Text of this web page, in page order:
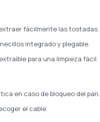
fácilmente las tostadas.
integrado y plegable.
para una limpieza fácil.
en caso de bloqueo del pan.
el cable.